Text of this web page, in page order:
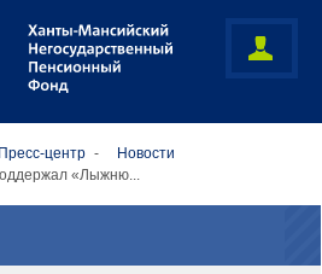
Пресс-центр
Новости
«Лыжню...